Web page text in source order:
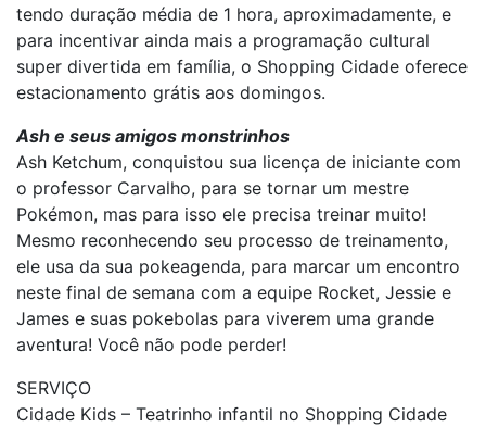
tendo duração média de 1 hora, aproximadamente, e
para incentivar ainda mais a programação cultural
super divertida em família, o Shopping Cidade oferece
estacionamento grátis aos domingos.
Ash e seus amigos monstrinhos
Ash Ketchum, conquistou sua licença de iniciante com
o professor Carvalho, para se tornar um mestre
Pokémon, mas para isso ele precisa treinar muito!
Mesmo reconhecendo seu processo de treinamento,
ele usa da sua pokeagenda, para marcar um encontro
neste final de semana com a equipe Rocket, Jessie e
James e suas pokebolas para viverem uma grande
aventura! Você não pode perder!
SERVIÇO
Cidade Kids – Teatrinho infantil no Shopping Cidade